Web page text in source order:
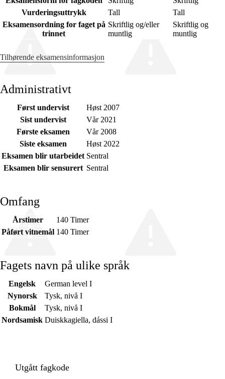
Vurderingsuttrykk
Tall
Tall
Eksamensordning for faget på
trinnet
Skriftlig og/eller
muntlig
Skriftlig og
muntlig
Tilhørende eksamensinformasjon
Administrativt
Først undervist
Høst 2007
Sist undervist
Vår 2021
Første eksamen
Vår 2008
Siste eksamen
Høst 2022
Eksamen blir utarbeidet Sentral
Eksamen blir sensurert Sentral
Omfang
Årstimer
140 Timer
Påført vitnemål 140 Timer
Fagets navn på ulike språk
Engelsk
German level I
Nynorsk
Tysk, nivå I
Bokmål
Tysk, nivå I
Nordsamisk Duiskkagiella, dássi I
Utgått fagkode